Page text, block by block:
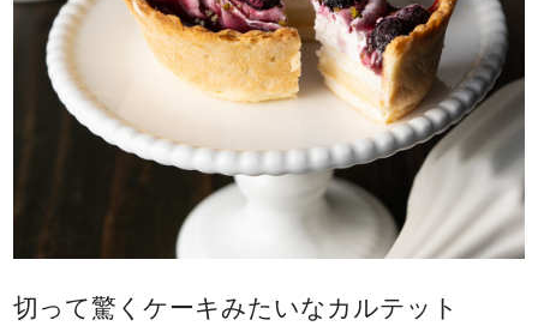
切って驚くケーキみたいなカルテット